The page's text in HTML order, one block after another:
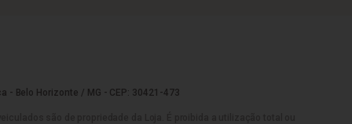
- Belo Horizonte / MG - CEP: 30421-473